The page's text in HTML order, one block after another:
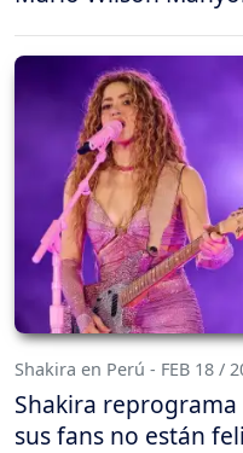
Shakira en Perú - FEB 18 /
Shakira
sus fans no están